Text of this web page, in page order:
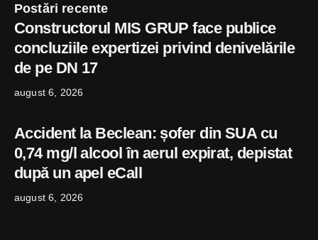
Postări recente
Constructorul MIS GRUP face publice
concluziile expertizei privind denivelările
de pe DN 17
august 6, 2026
Accident la Beclean: șofer din SUA cu
0,74 mg/l alcool în aerul expirat, depistat
după un apel eCall
august 6, 2026